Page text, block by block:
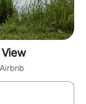
med upp- och